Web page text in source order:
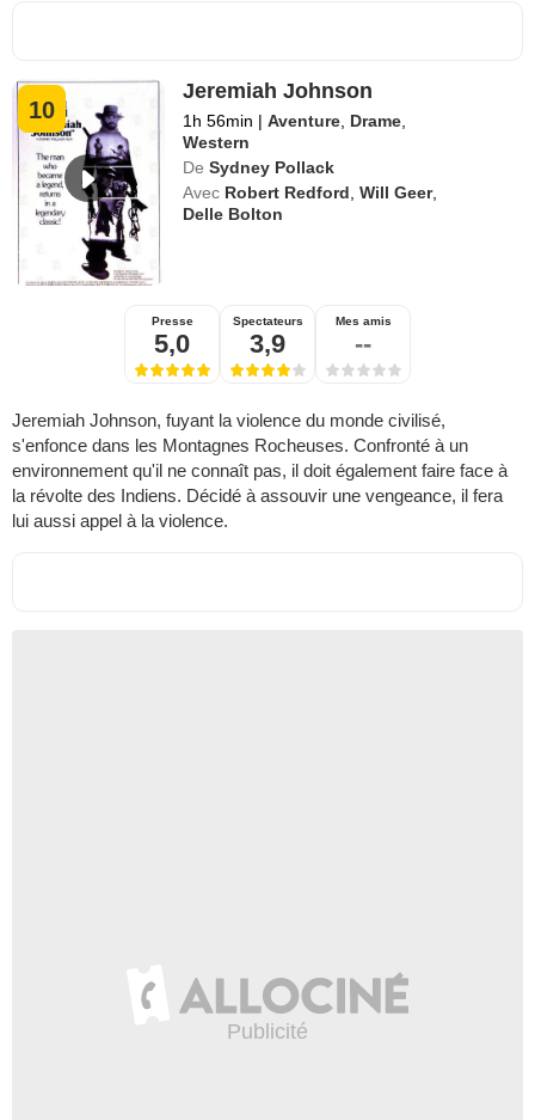
10
Jeremiah Johnson
1h 56min | Aventure Drame
Western
De Sydney Pollack
Avec Robert Redford ,Will Geer,
Delle Bolton
Presse
5,0
Spectateurs
3,9
Mes amis
--
Jeremiah Johnson, fuyant la violence du monde civilisé,
s'enfonce dans les Montagnes Rocheuses. Confronté à un
environnement qu'il ne connaît pas, il doit également faire face à
la révolte des Indiens. Décidé à assouvir une vengeance, il fera
lui aussi appel à la violence.